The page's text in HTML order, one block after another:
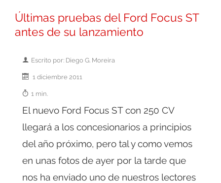
Últimas pruebas del Ford Focus ST
antes de su lanzamiento
Escrito por: Diego G. Moreira
1 diciembre 2011
1 min.
El nuevo Ford Focus ST con 250 CV
llegará a los concesionarios a principios
del año próximo, pero tal y como vemos
en unas fotos de ayer por la tarde que
nos ha enviado uno de nuestros lectores